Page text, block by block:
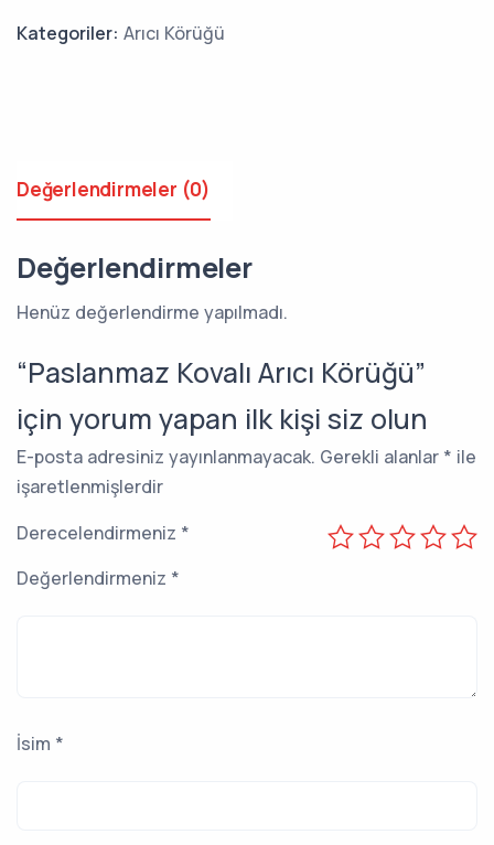
Kategoriler: Arıcı Körüğü
Değerlendirmeler (0)
Değerlendirmeler
Henüz değerlendirme yapılmadı.
“Paslanmaz Kovalı Arıcı Körüğü”
için yorum yapan ilk kişi siz olun
E-posta adresiniz yayınlanmayacak. Gerekli alanlar * ile
işaretlenmişlerdir
Derecelendirmeniz *
Değerlendirmeniz *
İsim *